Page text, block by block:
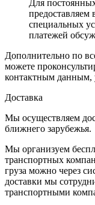
Для
предоставляем
специальных
платежей
Дополнительно по
можете
контактным данным,
Доставка
Мы осуществляем
ближнего зарубежья.
Мы организуем
транспортных
груза можно через
доставки мы
транспортными